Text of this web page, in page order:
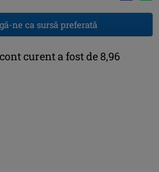
ne ca sursă preferată
curent a fost de 8,96